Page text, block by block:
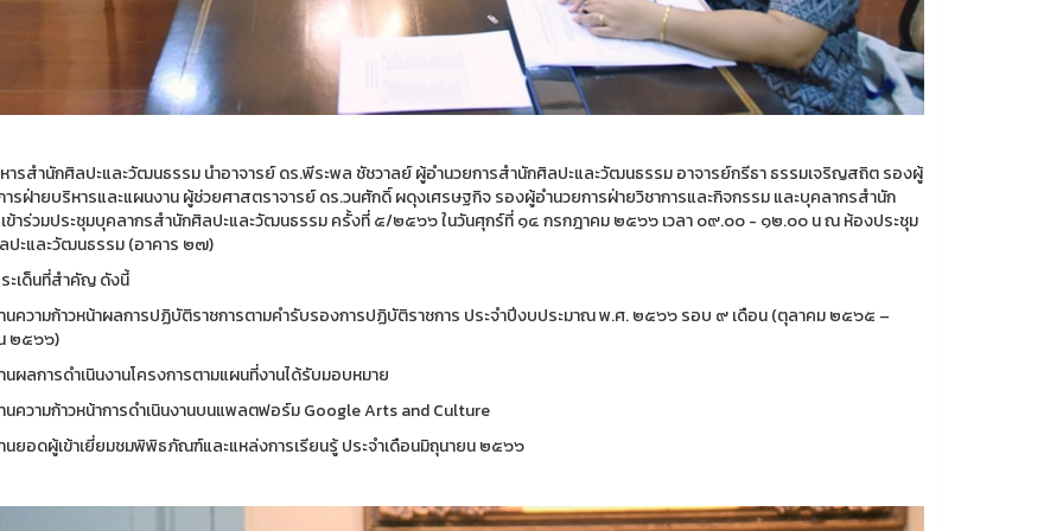
ารสำนักศิลปะและวัฒนธรรม นำอาจารย์ ดร.พีระพล ชัชวาลย์ ผู้อำนวยการสำนักศิลปะและวัฒนธรรม อาจารย์กรีธา ธรรมเจริญสถิต รองผู้
ารฝ่ายบริหารและแผนงาน ผู้ช่วยศาสตราจารย์ ดร.วนศักดิ์ ผดุงเศรษฐกิจ รองผู้อำนวยการฝ่ายวิชาการและกิจกรรม และบุคลากรสำนัก
ข้าร่วมประชุมบุคลากรสำนักศิลปะและวัฒนธรรม ครั้งที่ ๕/๒๕๖๖ ในวันศุกร์ที่ ๑๔ กรกฎาคม ๒๕๖๖ เวลา ๐๙.๐๐ - ๑๒.๐๐ น ณ ห้องประชุม
ปะและวัฒนธรรม (อาคาร ๒๗)
ะเด็นที่สำคัญ ดังนี้
นความก้าวหน้าผลการปฏิบัติราชการตามคำรับรองการปฏิบัติราชการ ประจำปีงบประมาณ พ.ศ. ๒๕๖๖ รอบ ๙ เดือน (ตุลาคม ๒๕๖๕ –
๒๕๖๖)
ผลการดำเนินงานโครงการตามแผนที่งานได้รับมอบหมาย
นความก้าวหน้าการดำเนินงานบนแพลตฟอร์ม Google Arts and Culture
นยอดผู้เข้าเยี่ยมชมพิพิธภัณฑ์และแหล่งการเรียนรู้ ประจำเดือนมิถุนายน ๒๕๖๖